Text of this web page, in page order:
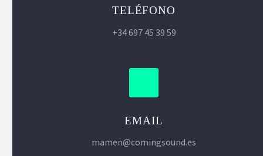
TELÉFONO
+34 697 45 39 59
EMAIL
mamen@comingsound.es